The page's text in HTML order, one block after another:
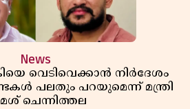
News
വെടിവെക്കാൻ നിർദേശം
പലതും പറയുമെന്ന് മന്ത്രി
ചെന്നിത്തല